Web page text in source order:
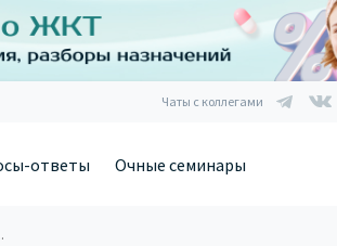
Чаты с коллегами
ответы Очные семинары